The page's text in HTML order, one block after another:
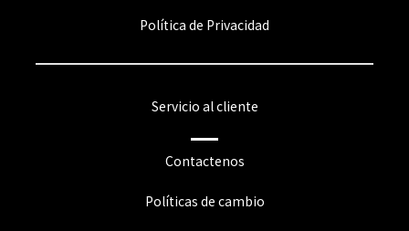
Política de Privacidad
Servicio al cliente
Contactenos
Políticas de cambio